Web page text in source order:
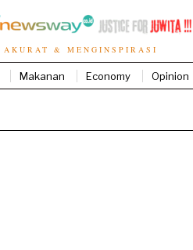
AKURAT & MENGINSPIRASI
Makanan Economy Opinion